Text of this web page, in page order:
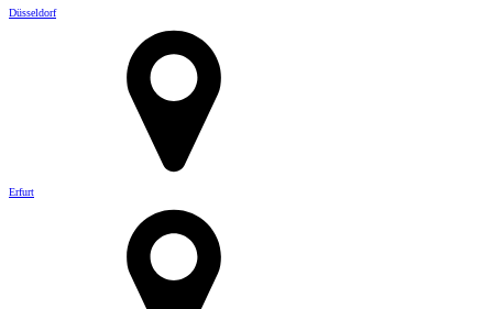
Düsseldorf
Erfurt